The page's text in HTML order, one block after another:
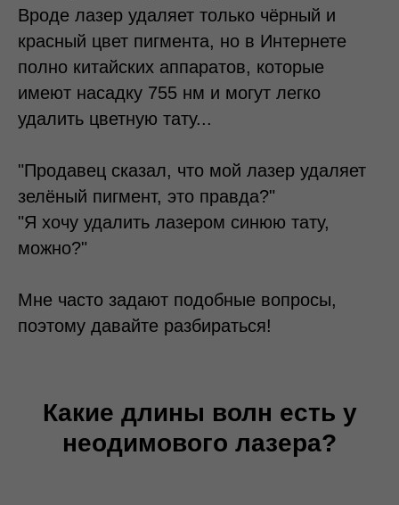
Вроде лазер удаляет только чёрный и
красный цвет пигмента, но в Интернете
полно китайских аппаратов, которые
имеют насадку 755 нм и могут легко
удалить цветную тату...
"Продавец сказал, что мой лазер удаляет
зелёный пигмент, это правда?"
"Я хочу удалить лазером синюю тату,
можно?"
Мне часто задают подобные вопросы,
поэтому давайте разбираться!
Какие длины волн есть у
неодимового лазера?